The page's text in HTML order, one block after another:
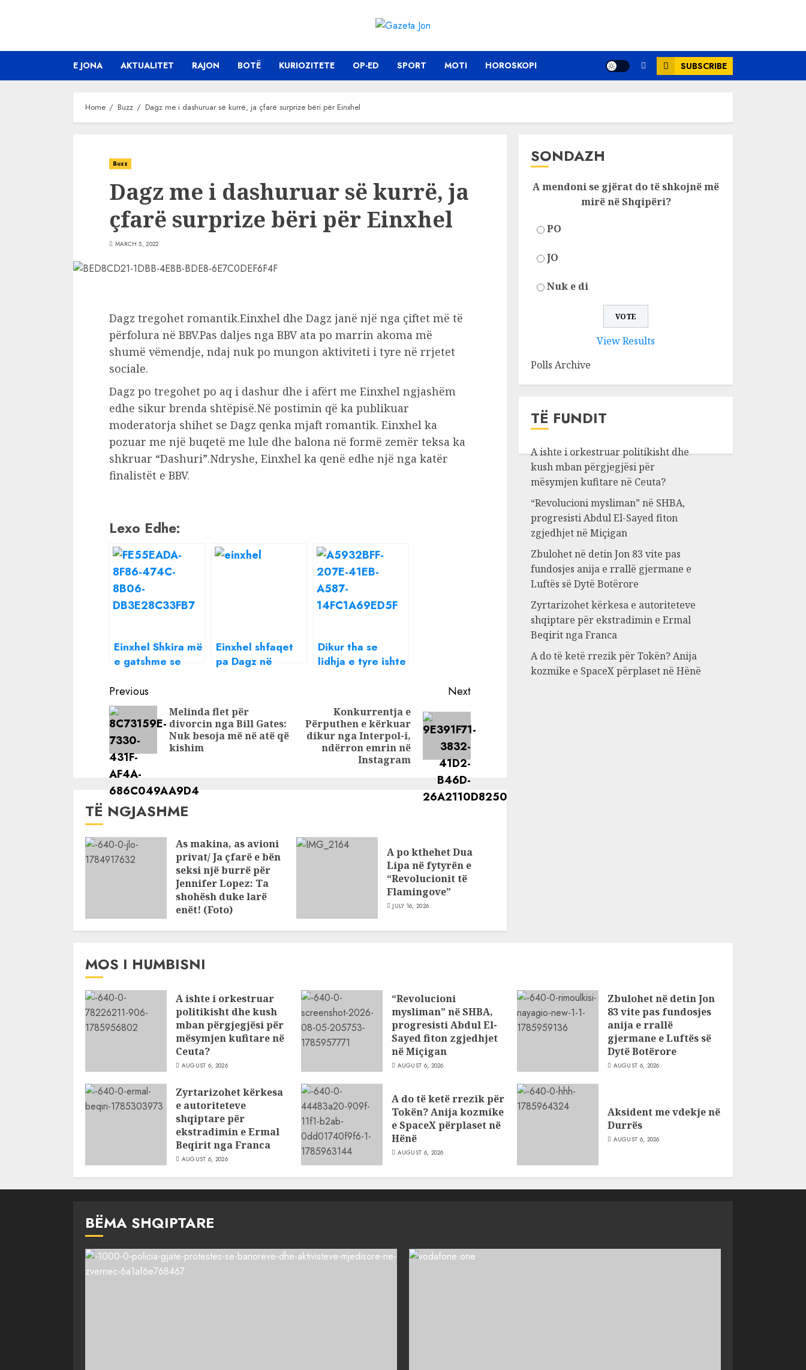
E JONA AKTUALITET RAJON BOTË KURIOZITETE OP-ED SPORT MOTI HOROSKOPI SUBSCRIBE
Home Buzz Dagz me i dashuruar së kurrë, ja çfarë surprize bëri për Einxhel
Buzz
Dagz me i dashuruar së kurrë, ja
çfarë surprize bëri për Einxhel
MARCH 5, 2022
Dagz tregohet romantik.Einxhel dhe Dagz janë një nga çiftet më të
përfolura në BBV.Pas daljes nga BBV ata po marrin akoma më
shumë vëmendje, ndaj nuk po mungon aktiviteti i tyre në rrjetet
sociale.
Dagz po tregohet po aq i dashur dhe i afërt me Einxhel ngjashëm
edhe sikur brenda shtëpisë.Në postimin që ka publikuar
moderatorja shihet se Dagz qenka mjaft romantik. Einxhel ka
pozuar me një buqetë me lule dhe balona në formë zemër teksa ka
shkruar “Dashuri”.Ndryshe, Einxhel ka qenë edhe një nga katër
finalistët e BBV.
Lexo Edhe:
Einxhel Shkira më
e gatshme se
fëmijë me Dagz,
është momenti
Einxhel shfaqet
pa Dagz në
e famshëm
Dikur tha se
lidhja e tyre ishte
Einxhel me Dj
Dagz?
Continue
Reading
Previous
Previous
post:
Melinda flet për
divorcin nga Bill Gates:
Nuk besoja më në atë që
kishim
Next
Next
Konkurrentja e
Përputhen e kërkuar
dikur nga Interpol-i,
ndërron emrin në
Instagram
TË NGJASHME
As makina, as avioni
privat/ Ja çfarë e bën
seksi një burrë për
Jennifer Lopez: Ta
shohësh duke larë
enët! (Foto)
A po kthehet Dua
Lipa në fytyrën e
“Revolucionit të
Flamingove”
JULY 16, 2026
SONDAZH
A mendoni se gjërat do të shkojnë më
mirë në Shqipëri?
PO
JO
Nuk e di
View Results
Polls Archive
TË FUNDIT
A ishte i orkestruar politikisht dhe
kush mban përgjegjësi për
mësymjen kufitare në Ceuta?
“Revolucioni mysliman” në SHBA,
progresisti Abdul El-Sayed fiton
zgjedhjet në Miçigan
Zbulohet në detin Jon 83 vite pas
fundosjes anija e rrallë gjermane e
Luftës së Dytë Botërore
Zyrtarizohet kërkesa e autoriteteve
shqiptare për ekstradimin e Ermal
Beqirit nga Franca
A do të ketë rrezik për Tokën? Anija
kozmike e SpaceX përplaset në Hënë
MOS I HUMBISNI
A ishte i orkestruar
politikisht dhe kush
mban përgjegjësi për
mësymjen kufitare në
Ceuta?
AUGUST 6, 2026
“Revolucioni
mysliman” në SHBA,
progresisti Abdul El-
Sayed fiton zgjedhjet
në Miçigan
AUGUST 6, 2026
Zbulohet në detin Jon
83 vite pas fundosjes
anija e rrallë
gjermane e Luftës së
Dytë Botërore
AUGUST 6, 2026
Zyrtarizohet kërkesa
e autoriteteve
shqiptare për
ekstradimin e Ermal
Beqirit nga Franca
AUGUST 6, 2026
A do të ketë rrezik për
Tokën? Anija kozmike
e SpaceX përplaset në
Hënë
AUGUST 6, 2026
Aksident me vdekje në
Durrës
AUGUST 6, 2026
BËMA SHQIPTARE